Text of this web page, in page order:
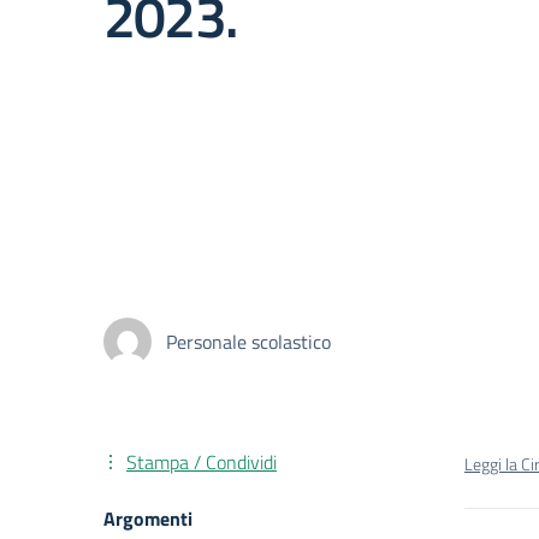
Personale scolastico
Leggi la
Stampa / Condividi
Argomenti